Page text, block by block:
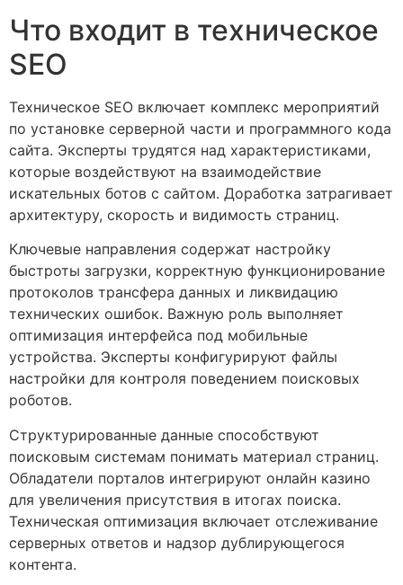
Что входит в техническое
SEO
Техническое SEO включает комплекс мероприятий
по установке серверной части и программного кода
сайта. Эксперты трудятся над характеристиками,
которые воздействуют на взаимодействие
искательных ботов с сайтом. Доработка затрагивает
архитектуру, скорость и видимость страниц.
Ключевые направления содержат настройку
быстроты загрузки, корректную функционирование
протоколов трансфера данных и ликвидацию
технических ошибок. Важную роль выполняет
оптимизация интерфейса под мобильные
устройства. Эксперты конфигурируют файлы
настройки для контроля поведением поисковых
роботов.
Структурированные данные способствуют
поисковым системам понимать материал страниц.
Обладатели порталов интегрируют онлайн казино
для увеличения присутствия в итогах поиска.
Техническая оптимизация включает отслеживание
серверных ответов и надзор дублирующегося
контента.